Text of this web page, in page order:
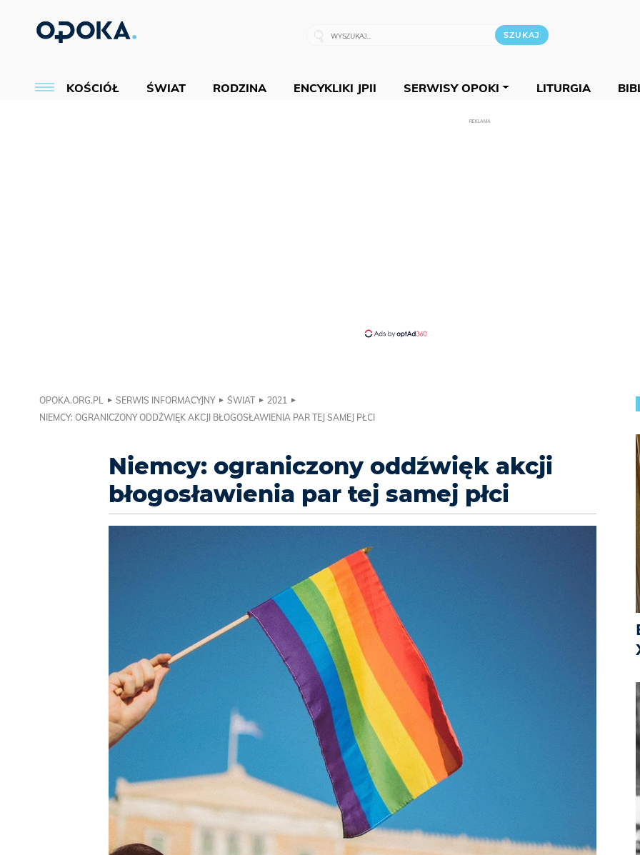
KOŚCIÓŁ ŚWIAT RODZINA ENCYKLIKI JPII SERWISY OPOKI LITURGIA
REKLAMA
OPOKA.ORG.PL SERWIS INFORMACYJNY ŚWIAT
2021
NIEMCY: OGRANICZONY ODDŹWIĘK AKCJI BŁOGOSŁAWIENIA PAR TEJ SAMEJ PŁCI
Niemcy: ograniczony oddźwięk akcji
błogosławienia par tej samej płci